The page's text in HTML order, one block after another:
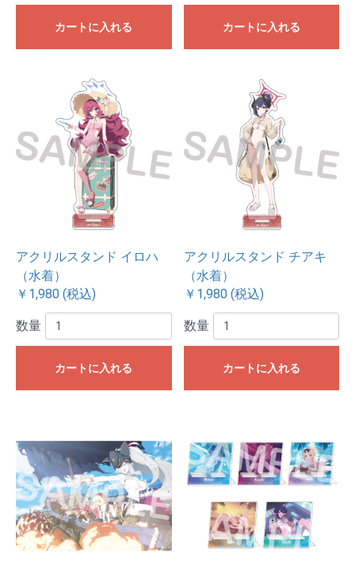
カートに入れる カートに入れる
アクリルスタンド イロハ
（水着）
￥1,980 (税込)
数量
カートに入れる
アクリルスタンド チアキ
（水着）
￥1,980 (税込)
数量
カートに入れる